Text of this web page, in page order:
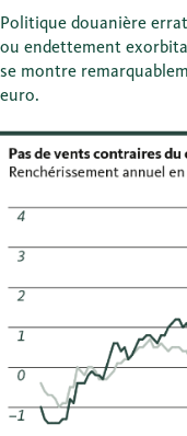
Politique douanière
ou endettement
se montre
euro.